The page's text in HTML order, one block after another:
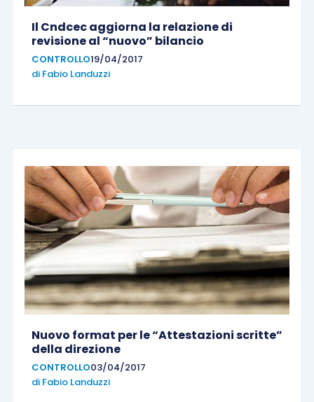
Il Cndcec aggiorna la relazione di
revisione al “nuovo” bilancio
CONTROLLO19/04/2017
di Fabio Landuzzi
Nuovo format per le “Attestazioni scritte”
della direzione
CONTROLLO03/04/2017
di Fabio Landuzzi